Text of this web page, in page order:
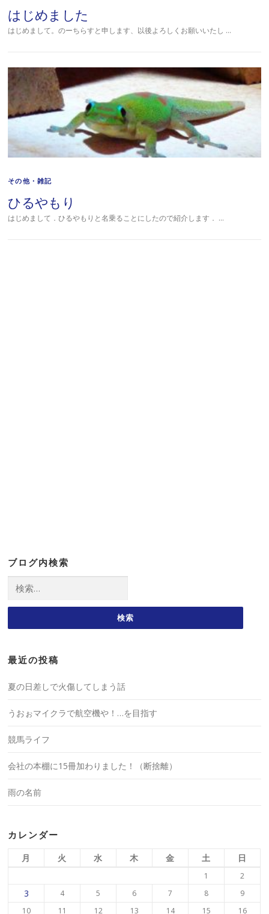
はじめました
はじめまして。のーちらすと申します、以後よろしくお願いいたし …
その他・雑記
ひるやもり
はじめまして．ひるやもりと名乗ることにしたので紹介します． …
ブログ内検索
索:
最近の投稿
夏の日差しで火傷してしまう話
うおぉマイクラで航空機や！…を目指す
競馬ライフ
会社の本棚に15冊加わりました！（断捨離）
雨の名前
カレンダー
月 火 水 木 金 土 日
1 2
3 4 5 6 7 8
9
10
11 12 13 14 15 16